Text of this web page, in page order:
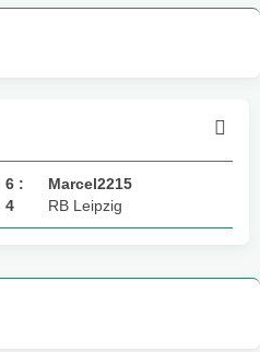
6 :
4
Marcel2215
RB Leipzig